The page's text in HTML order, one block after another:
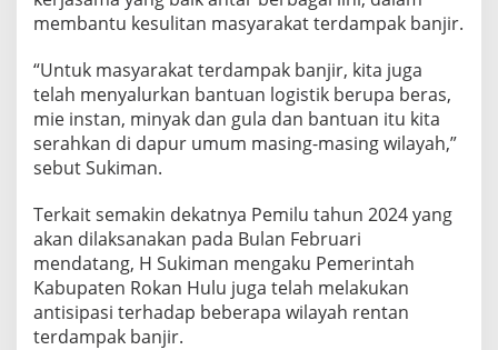
membantu kesulitan masyarakat terdampak banjir.
“Untuk masyarakat terdampak banjir, kita juga
telah menyalurkan bantuan logistik berupa beras,
mie instan, minyak dan gula dan bantuan itu kita
serahkan di dapur umum masing-masing wilayah,”
sebut Sukiman.
Terkait semakin dekatnya Pemilu tahun 2024 yang
akan dilaksanakan pada Bulan Februari
mendatang, H Sukiman mengaku Pemerintah
Kabupaten Rokan Hulu juga telah melakukan
antisipasi terhadap beberapa wilayah rentan
terdampak banjir.